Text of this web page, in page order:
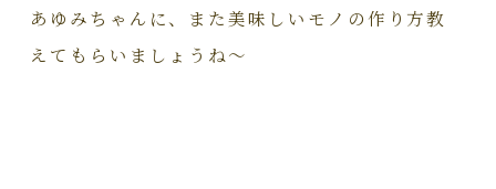
あゆみちゃんに、また美味しいモノの作り方教
えてもらいましょうね～